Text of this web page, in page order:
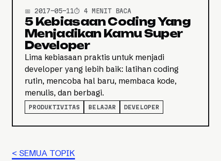
📅 2017-05-11⏱️ 4 MENIT BACA
5 Kebiasaan Coding Yang
Menjadikan Kamu Super
Developer
Lima kebiasaan praktis untuk menjadi
developer yang lebih baik: latihan coding
rutin, mencoba hal baru, membaca kode,
menulis, dan berbagi.
PRODUKTIVITAS BELAJAR DEVELOPER
< SEMUA TOPIK